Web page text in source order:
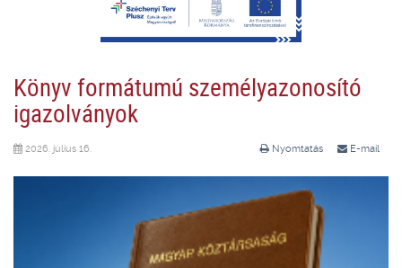
Könyv formátumú személyazonosító
igazolványok
Nyomtatás E-mail
2026. július 16.